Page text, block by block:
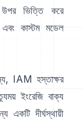
ভিত্তি করে
কাস্টম মডেল
IAM হস্তাক্ষর
ইংরেজি বাক্য
একটি দীর্ঘস্থায়ী